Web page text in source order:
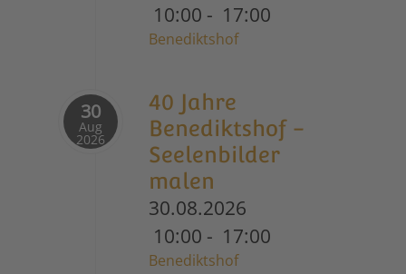
10:00 - 17:00
Benediktshof
30
Aug
2026
40 Jahre
Benediktshof -
Seelenbilder
malen
30.08.2026
10:00 - 17:00
Benediktshof